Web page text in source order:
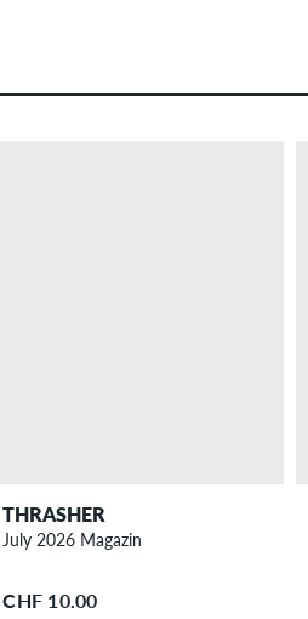
THRASHER
July 2026 Magazin
CHF 10.00